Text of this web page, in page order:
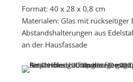
Format: 40 x 28 x 0,8 cm
Materialen: Glas mit rückseitiger
Abstandshalterungen aus
an der Hausfassade